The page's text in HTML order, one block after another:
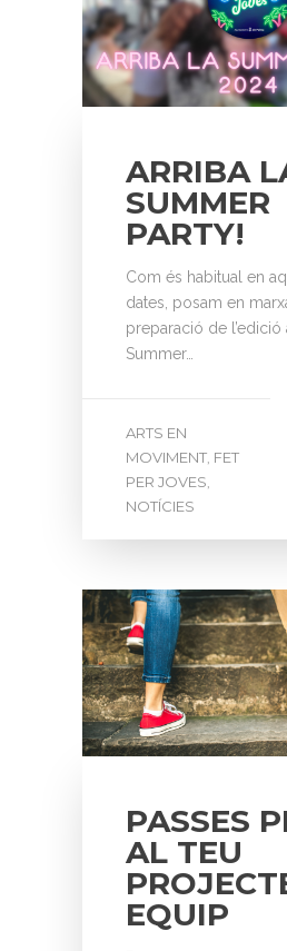
ARRIBA
SUMMER
PARTY!
Com és habitual en
dates, posam en
preparació de l’edició
Summer…
ARTS EN
MOVIMENT, FET
PER JOVES,
NOTÍCIES
PASSES
AL TEU
EQUIP